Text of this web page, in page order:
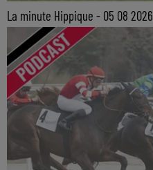
La minute Hippique - 05 08 2026